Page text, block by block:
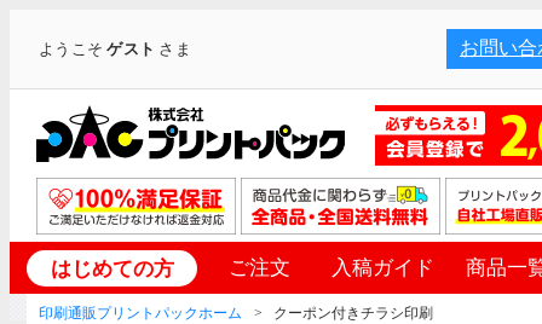
ようこそゲスト さま お問い合
はじめての方 ご注文 入稿ガイド 商品一
印刷通販プリントパックホーム クーポン付きチラシ印刷